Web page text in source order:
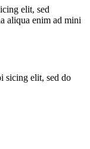
elit, sed
aliqua enim ad mini
sicing elit, sed do